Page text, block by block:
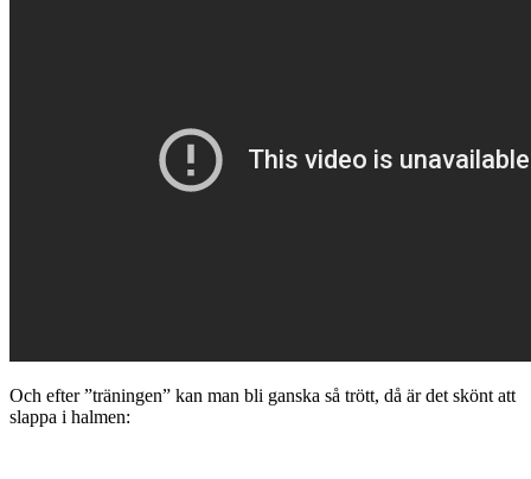
Och efter ”träningen” kan man bli ganska så trött, då är det skönt att
slappa i halmen: